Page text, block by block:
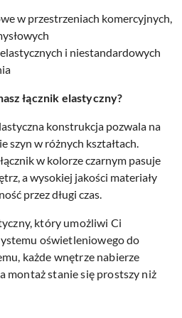
w przestrzeniach komercyjnych,
i niestandardowych
łącznik elastyczny?
konstrukcja pozwala na
szyn w różnych kształtach.
w kolorze czarnym pasuje
a wysokiej jakości materiały
przez długi czas.
który umożliwi Ci
oświetleniowego do
każde wnętrze nabierze
montaż stanie się prostszy niż